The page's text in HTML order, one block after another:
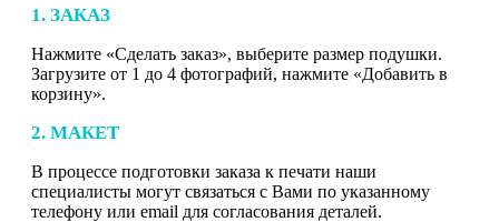
1. ЗАКАЗ
Нажмите «Сделать заказ», выберите размер подушки.
Загрузите от 1 до 4 фотографий, нажмите «Добавить в
корзину».
2. МАКЕТ
В процессе подготовки заказа к печати наши
специалисты могут связаться с Вами по указанному
телефону или email для согласования деталей.